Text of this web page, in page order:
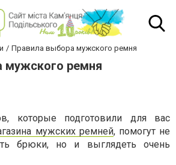
Правила выбора мужского ремня
мужского ремня
которые подготовили для вас
мужских ремней, помогут не
брюки, но и выглядеть очень